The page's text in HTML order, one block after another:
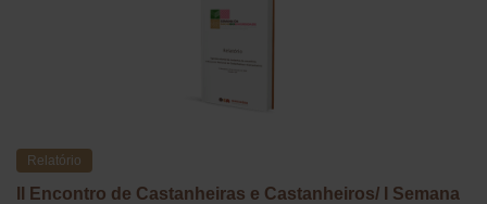
Relatório
II Encontro de Castanheiras e Castanheiros/ I Semana